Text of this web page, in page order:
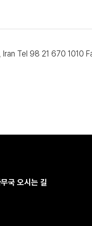
Tel 98 21 670 1010
국 오시는 길